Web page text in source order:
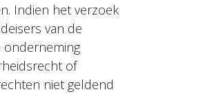
Indien het verzoek
van de
onderneming
of
niet geldend